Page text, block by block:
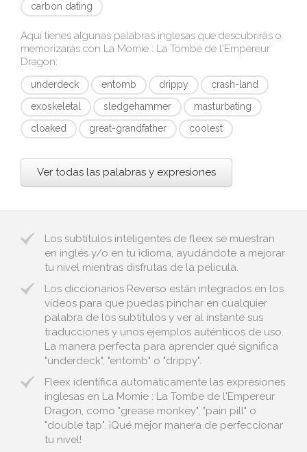
carbon dating
Aquí tienes algunas palabras inglesas que descubrirás o
memorizarás con La Momie : La Tombe de l'Empereur
Dragon:
underdeck entomb drippy
crash-land
exoskeletal
sledgehammer
masturbating
cloaked
great-grandfather coolest
Ver todas las palabras y expresiones
Los subtítulos inteligentes de fleex se muestran
en inglés y/o en tu idioma, ayudándote a mejorar
tu nivel mientras disfrutas de la película.
Los diccionarios Reverso están integrados en los
vídeos para que puedas pinchar en cualquier
palabra de los subtítulos y ver al instante sus
traducciones y unos ejemplos auténticos de uso.
La manera perfecta para aprender qué significa
"underdeck", "entomb" o "drippy".
Fleex identifica automáticamente las expresiones
inglesas en La Momie : La Tombe de l'Empereur
Dragon, como "grease monkey", "pain pill" o
"double tap". ¡Qué mejor manera de perfeccionar
tu nivel!